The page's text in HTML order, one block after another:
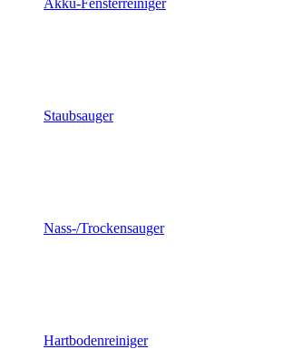
Akku-Fensterreiniger
Staubsauger
Nass-/Trockensauger
Hartbodenreiniger